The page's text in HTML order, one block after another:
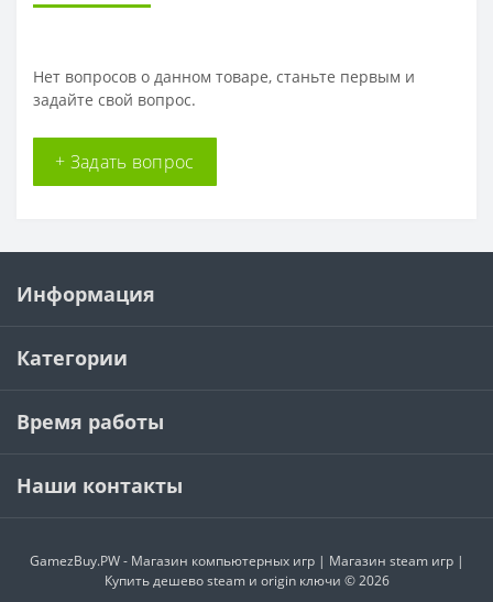
Нет вопросов о данном товаре, станьте первым и
задайте свой вопрос.
+ Задать вопрос
Информация
Категории
Время работы
Наши контакты
GamezBuy.PW - Магазин компьютерных игр | Магазин steam игр |
Купить дешево steam и origin ключи © 2026